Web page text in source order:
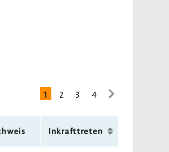
1 2 3 4
zur
Inkraft­treten